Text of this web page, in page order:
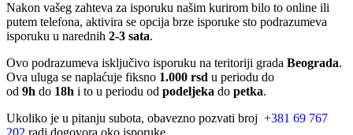
Nakon vašeg zahteva za isporuku našim kurirom bilo to online ili
putem telefona, aktivira se opcija brze isporuke sto podrazumeva
isporuku u narednih 2-3 sata.
Ovo podrazumeva isključivo isporuku na teritoriji grada Beograda.
Ova uluga se naplaćuje fiksno 1.000 rsd u periodu do
od 9h do 18h i to u periodu od podeljeka do petka.
Ukoliko je u pitanju subota, obavezno pozvati broj +381 69 767